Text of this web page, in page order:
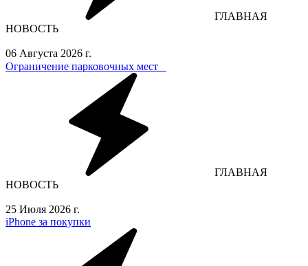
ГЛАВНАЯ
НОВОСТЬ
06 Августа 2026 г.
Ограничение парковочных мест⁣⁣⠀
ГЛАВНАЯ
НОВОСТЬ
25 Июля 2026 г.
iPhone за покупки